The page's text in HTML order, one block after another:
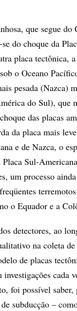
que segue do
do choque da
placa tectônica,
o Oceano
pesada (Nazca)
do Sul), que
das placas
da placa mais
e de Nazca, o
Sul-
um processo
o Equador e a
detectores, ao
na coleta de
de placas
cada
foi possível saber,
subducção –